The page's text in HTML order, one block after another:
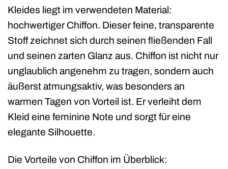
Kleides liegt im verwendeten Material:
hochwertiger Chiffon. Dieser feine, transparente
Stoff zeichnet sich durch seinen fließenden Fall
und seinen zarten Glanz aus. Chiffon ist nicht nur
unglaublich angenehm zu tragen, sondern auch
äußerst atmungsaktiv, was besonders an
warmen Tagen von Vorteil ist. Er verleiht dem
Kleid eine feminine Note und sorgt für eine
elegante Silhouette.
Die Vorteile von Chiffon im Überblick: